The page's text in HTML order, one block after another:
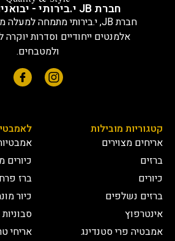
חברת JB י.בירותי - יבואנים רשמיים
אלמנטים ייחודיים וסדרות
ולמטבחים.
קטגוריות מובילות
אריחים מצוירים
ברזים
כיורים
ברזים נשלפים
אינטרפוץ
אמבטיה פרי סטנדינג
כיורים
ברז פרח
כיור
סבוניות
אריחי